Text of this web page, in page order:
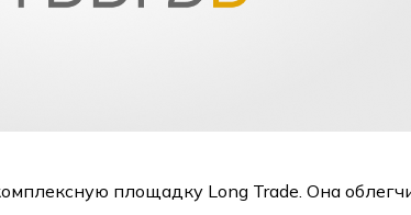
площадку Long Trade. Она